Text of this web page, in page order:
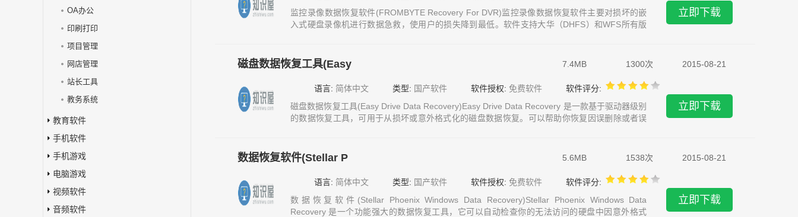
OA办公
印刷打印
项目管理
网店管理
站长工具
教务系统
教育软件
手机软件
手机游戏
电脑游戏
视频软件
音频软件
监控录像数据恢复软件(FROMBYTE Recovery For DVR)监控录像数据恢复软件主要对损坏的嵌
入式硬盘录像机进行数据急救，使用户的损失降到最低。软件支持大华（DHFS）和WFS所有版
立即下载
磁盘数据恢复工具(Easy 7.4MB 1300次 2015-08-21
语言: 简体中文 类型: 国产软件 软件授权: 免费软件
软件评分:
磁盘数据恢复工具(Easy Drive Data Recovery)Easy Drive Data Recovery 是一款基于驱动器级别
的数据恢复工具，可用于从损坏或意外格式化的磁盘数据恢复。可以帮助你恢复因误删除或者误
立即下载
数据恢复软件(Stellar P 5.6MB 1538次 2015-08-21
语言: 简体中文 类型: 国产软件 软件授权: 免费软件
软件评分:
数据恢复软件(Stellar Phoenix Windows Data Recovery)Stellar Phoenix Windows Data
Recovery 是一个功能强大的数据恢复工具，它可以自动检查你的无法访问的硬盘中因意外格式
立即下载